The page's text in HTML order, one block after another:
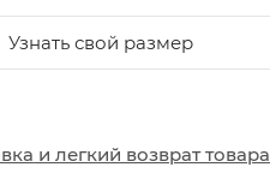
ОБУВЬ
ОБУВЬ
Узнать свой размер
илегкий возврат товара